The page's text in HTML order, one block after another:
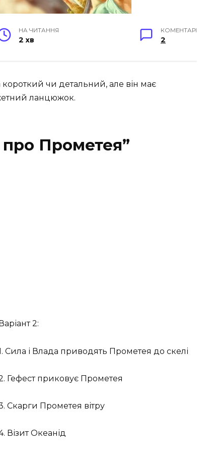
НА ЧИТАННЯ
2 хв
КОМЕНТАРІ
2
чи детальний, але він має
ланцюжок.
Прометея”
Варіант 2:
Сила і Влада приводять Прометея до скелі
Гефест приковує Прометея
Скарги Прометея вітру
Візит Океанід